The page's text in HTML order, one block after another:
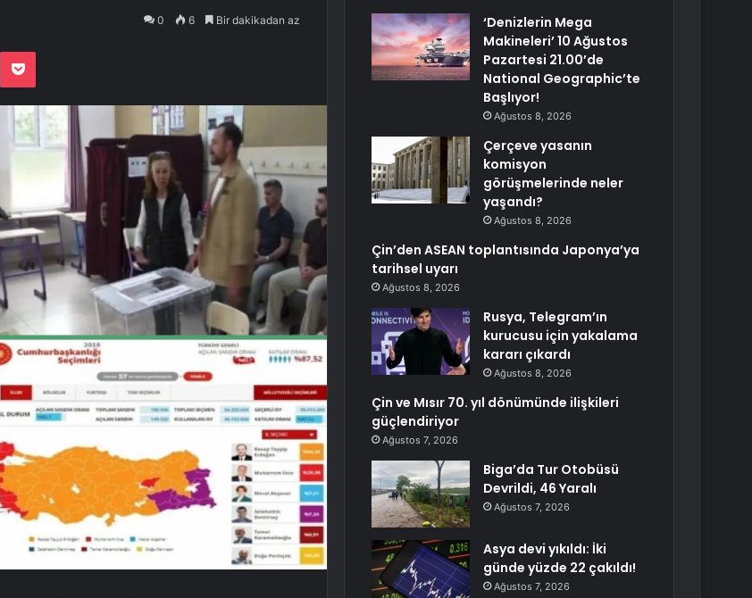
0 6 Bir dakikadan az
Pocket
‘Denizlerin Mega
Makineleri’ 10 Ağustos
Pazartesi 21.00’de
National Geographic’te
Başlıyor!
Ağustos 8, 2026
Çerçeve yasanın
komisyon
görüşmelerinde neler
yaşandı?
Ağustos 8, 2026
Çin’den ASEAN toplantısında Japonya’ya
tarihsel uyarı
Ağustos 8, 2026
Rusya, Telegram’ın
kurucusu için yakalama
kararı çıkardı
Ağustos 8, 2026
Çin ve Mısır 70. yıl dönümünde ilişkileri
güçlendiriyor
Ağustos 7, 2026
Biga’da Tur Otobüsü
Devrildi, 46 Yaralı
Ağustos 7, 2026
Asya devi yıkıldı: İki
günde yüzde 22 çakıldı!
Ağustos 7, 2026